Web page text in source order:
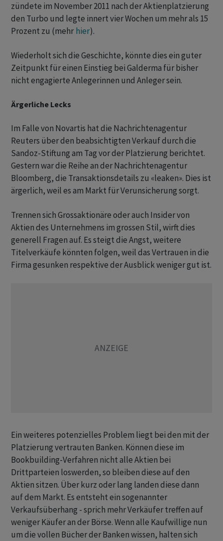
zündete im November 2011 nach der Aktienplatzierung
den Turbo und legte innert vier Wochen um mehr als 15
Prozent zu (mehr hier).
Wiederholt sich die Geschichte, könnte dies ein guter
Zeitpunkt für einen Einstieg bei Galderma für bisher
nicht engagierte Anlegerinnen und Anleger sein.
Ärgerliche Lecks
Im Falle von Novartis hat die Nachrichtenagentur
Reuters über den beabsichtigten Verkauf durch die
Sandoz-Stiftung am Tag vor der Platzierung berichtet.
Gestern war die Reihe an der Nachrichtenagentur
Bloomberg, die Transaktionsdetails zu «leaken». Dies ist
ärgerlich, weil es am Markt für Verunsicherung sorgt.
Trennen sich Grossaktionäre oder auch Insider von
Aktien des Unternehmens im grossen Stil, wirft dies
generell Fragen auf. Es steigt die Angst, weitere
Titelverkäufe könnten folgen, weil das Vertrauen in die
Firma gesunken respektive der Ausblick weniger gut ist.
Ein weiteres potenzielles Problem liegt bei den mit der
Platzierung vertrauten Banken. Können diese im
Bookbuilding-Verfahren nicht alle Aktien bei
Drittparteien loswerden, so bleiben diese auf den
Aktien sitzen. Über kurz oder lang landen diese dann
auf dem Markt. Es entsteht ein sogenannter
Verkaufsüberhang - sprich mehr Verkäufer treffen auf
weniger Käufer an der Börse. Wenn alle Kaufwillige nun
um die vollen Bücher der Banken wissen, halten sich